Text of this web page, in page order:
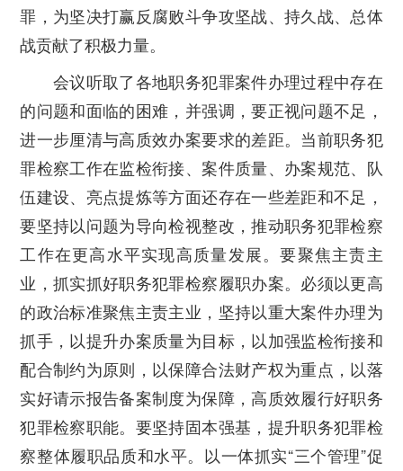
罪，为坚决打赢反腐败斗争攻坚战、持久战、总体
战贡献了积极力量。
会议听取了各地职务犯罪案件办理过程中存在
的问题和面临的困难，并强调，要正视问题不足，
进一步厘清与高质效办案要求的差距。当前职务犯
罪检察工作在监检衔接、案件质量、办案规范、队
伍建设、亮点提炼等方面还存在一些差距和不足，
要坚持以问题为导向检视整改，推动职务犯罪检察
工作在更高水平实现高质量发展。要聚焦主责主
业，抓实抓好职务犯罪检察履职办案。必须以更高
的政治标准聚焦主责主业，坚持以重大案件办理为
抓手，以提升办案质量为目标，以加强监检衔接和
配合制约为原则，以保障合法财产权为重点，以落
实好请示报告备案制度为保障，高质效履行好职务
犯罪检察职能。要坚持固本强基，提升职务犯罪检
察整体履职品质和水平。以一体抓实“三个管理”促